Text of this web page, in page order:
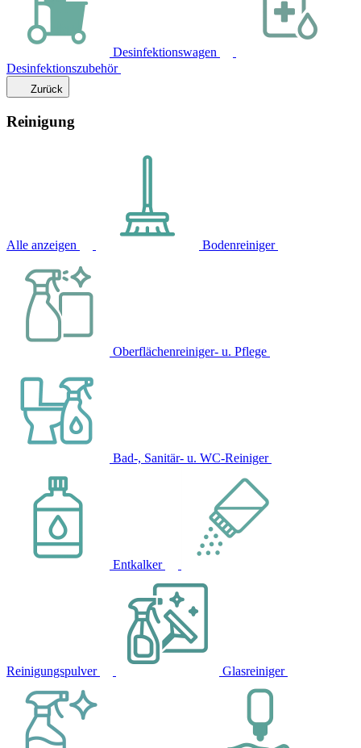
Desinfektionswagen
Desinfektionszubehör
Zurück
Reinigung
Alle anzeigen Bodenreiniger
Oberflächenreiniger- u. Pflege
Bad-, Sanitär- u. WC-Reiniger
Entkalker
Reinigungspulver Glasreiniger